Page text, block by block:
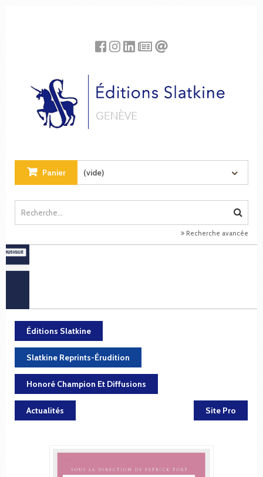
Panier (vide)
Recherche avancée
Éditions Slatkine
Slatkine Reprints-Érudition
Honoré Champion Et Diffusions
Actualités Site Pro